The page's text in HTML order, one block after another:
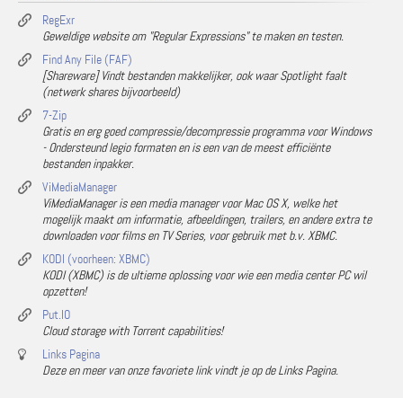
RegExr
Geweldige website om "Regular Expressions" te maken en testen.
Find Any File (FAF)
[Shareware] Vindt bestanden makkelijker, ook waar Spotlight faalt
(netwerk shares bijvoorbeeld)
7-Zip
Gratis en erg goed compressie/decompressie programma voor Windows
- Ondersteund legio formaten en is een van de meest efficiënte
bestanden inpakker.
ViMediaManager
ViMediaManager is een media manager voor Mac OS X, welke het
mogelijk maakt om informatie, afbeeldingen, trailers, en andere extra te
downloaden voor films en TV Series, voor gebruik met b.v. XBMC.
KODI (voorheen: XBMC)
KODI (XBMC) is de ultieme oplossing voor wie een media center PC wil
opzetten!
Put.IO
Cloud storage with Torrent capabilities!
Links Pagina
Deze en meer van onze favoriete link vindt je op de Links Pagina.